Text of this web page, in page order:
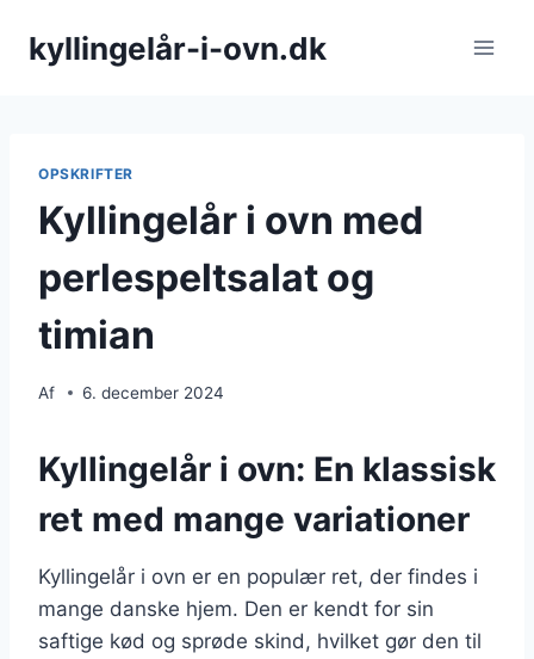
kyllingelår-i-ovn.dk
OPSKRIFTER
Kyllingelår i ovn med
perlespeltsalat og
timian
Af 6. december 2024
Kyllingelår i ovn: En klassisk
ret med mange variationer
Kyllingelår i ovn er en populær ret, der findes i
mange danske hjem. Den er kendt for sin
saftige kød og sprøde skind, hvilket gør den til